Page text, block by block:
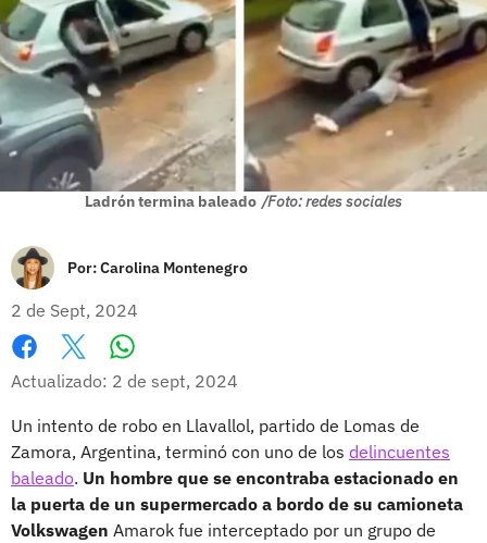
Ladrón termina baleado /Foto: redes sociales
Por:Carolina Montenegro
2 de Sept, 2024
Facebook
X
Actualizado: 2 de sept, 2024
Un intento de robo en Llavallol, partido de Lomas de
Zamora, Argentina, terminó con uno de los delincuentes
baleado. Un hombre que se encontraba estacionado en
la puerta de un supermercado a bordo de su camioneta
Volkswagen Amarok fue interceptado por un grupo de